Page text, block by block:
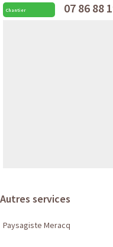
Chantier 07 86 88
Autres services
Paysagiste Meracq